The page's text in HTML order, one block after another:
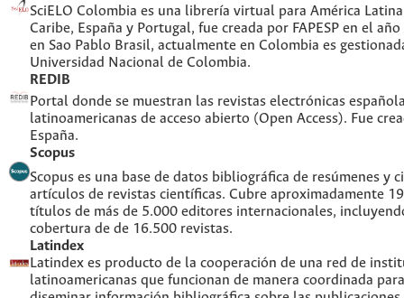
SciELO Colombia es una librería virtual para América
Caribe, España y Portugal, fue creada por FAPESP en el
en Sao Pablo Brasil, actualmente en Colombia es
Universidad Nacional de Colombia.
REDIB
Portal donde se muestran las revistas electrónicas
latinoamericanas de acceso abierto (Open Access). Fue
España.
Scopus
Scopus es una base de datos bibliográfica de resúmenes y
artículos de revistas científicas. Cubre aproximadamente
títulos de más de 5.000 editores internacionales,
cobertura de de 16.500 revistas.
Latindex
Latindex es producto de la cooperación de una red de
latinoamericanas que funcionan de manera coordinada